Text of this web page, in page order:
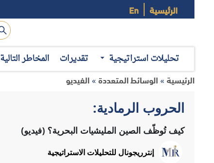
الرئيسية En
تحليلات استراتيجية تقديرات المخاطر التالية
الرئيسية » الوسائط المتعددة » الفيديو
الحروب الرمادية:
كيف تُوظّف الصين المليشيات البحرية؟ (فيديو)
إنترريجونال للتحليلات الاستراتيجية